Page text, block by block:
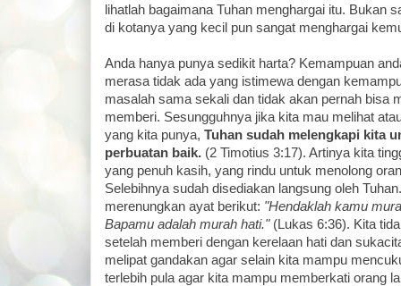
lihatlah bagaimana Tuhan menghargai itu. Bukan
di kotanya yang kecil pun sangat menghargai
Anda hanya punya sedikit harta? Kemampuan
merasa tidak ada yang istimewa dengan
masalah sama sekali dan tidak akan pernah bisa
memberi. Sesungguhnya jika kita mau melihat
yang kita punya, Tuhan sudah melengkapi kita
perbuatan baik. (2 Timotius 3:17). Artinya kita
yang penuh kasih, yang rindu untuk menolong
Selebihnya sudah disediakan langsung oleh
merenungkan ayat berikut: "Hendaklah kamu
Bapamu adalah murah hati."(Lukas 6:36). Kita
setelah memberi dengan kerelaan hati dan
melipat gandakan agar selain kita mampu
terlebih pula agar kita mampu memberkati orang